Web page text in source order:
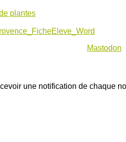
plantes
Mastodon
une notification de chaque